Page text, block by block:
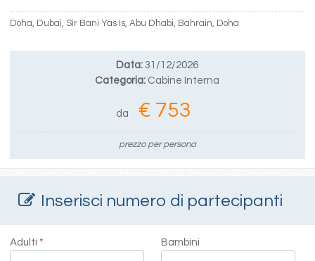
Doha, Dubai, Sir Bani Yas Is, Abu Dhabi, Bahrain, Doha
Data: 31/12/2026
Categoria: Cabine Interna
da € 753
prezzo per persona
Inserisci numero di partecipanti
Adulti* Bambini